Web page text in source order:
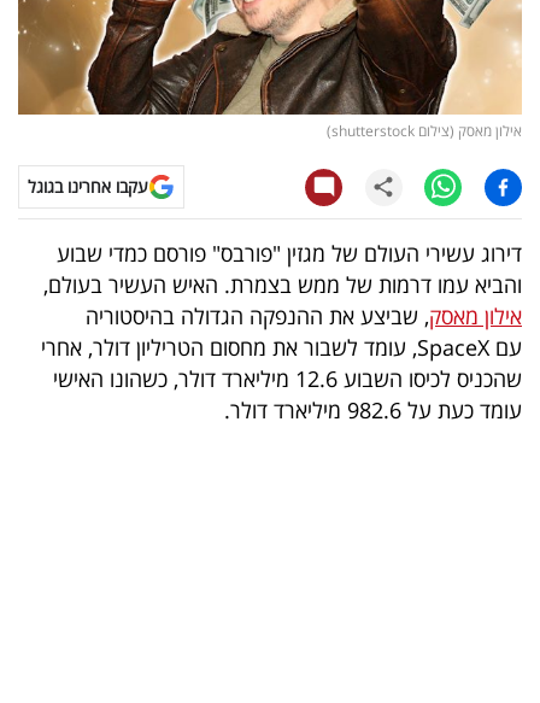
עסקית
קריפטו
ויראלי
טלוויזיה
עסקי
ספורט
קריירה
ולימודים
אילון מאסק (צילום shutterstock)
עקבו אחרינו בגוגל
דירוג עשירי העולם של מגזין "פורבס" פורסם כמדי שבוע
והביא עמו דרמות של ממש בצמרת. האיש העשיר בעולם,
אילון מאסק, שביצע את ההנפקה הגדולה בהיסטוריה
עם SpaceX, עומד לשבור את מחסום הטריליון דולר, אחרי
שהכניס לכיסו השבוע 12.6 מיליארד דולר, כשהונו האישי
עומד כעת על 982.6 מיליארד דולר.